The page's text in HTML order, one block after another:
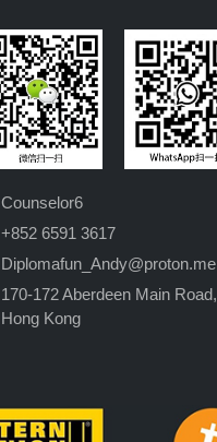
Counselor6
+852 6591 3617
Diplomafun_Andy@proton.me
170-172 Aberdeen Main Road,
Hong Kong